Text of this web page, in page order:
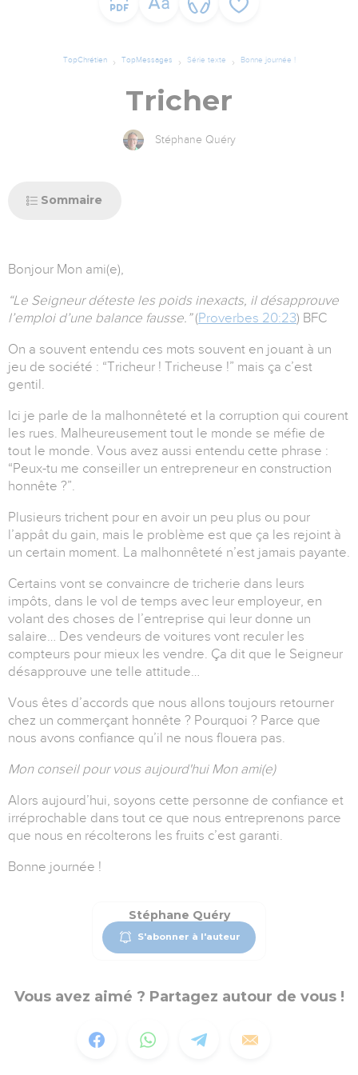
TopChrétien TopMessages Série texte Bonne journée !
Tricher
Stéphane Quéry
Sommaire
Bonjour Mon ami(e),
“Le Seigneur déteste les poids inexacts, il désapprouve
l’emploi d’une balance fausse.”(‭‭Proverbes‬ ‭20:23)‬ ‭BFC‬‬
On a souvent entendu ces mots souvent en jouant à un
jeu de société : “Tricheur ! Tricheuse !” mais ça c’est
gentil.
Ici je parle de la malhonnêteté et la corruption qui courent
les rues. Malheureusement tout le monde se méfie de
tout le monde. Vous avez aussi entendu cette phrase :
“Peux-tu me conseiller un entrepreneur en construction
honnête ?”.
Plusieurs trichent pour en avoir un peu plus ou pour
l’appât du gain, mais le problème est que ça les rejoint à
un certain moment. La malhonnêteté n’est jamais payante.
Certains vont se convaincre de tricherie dans leurs
impôts, dans le vol de temps avec leur employeur, en
volant des choses de l’entreprise qui leur donne un
salaire… Des vendeurs de voitures vont reculer les
compteurs pour mieux les vendre. Ça dit que le Seigneur
désapprouve une telle attitude…
Vous êtes d’accords que nous allons toujours retourner
chez un commerçant honnête ? Pourquoi ? Parce que
nous avons confiance qu’il ne nous flouera pas.
Mon conseil pour vous aujourd'hui Mon ami(e)
Alors aujourd’hui, soyons cette personne de confiance et
irréprochable dans tout ce que nous entreprenons parce
que nous en récolterons les fruits c’est garanti.
Bonne journée !
Stéphane Quéry
S'abonner à l'auteur
Vous avez aimé ? Partagez autour de vous !